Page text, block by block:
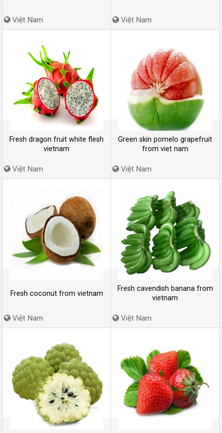
Việt Nam Việt Nam
Fresh dragon fruit white flesh
vietnam
Việt Nam
Green skin pomelo grapefruit
from viet nam
Việt Nam
Fresh coconut from vietnam
Việt Nam
Fresh cavendish banana from
vietnam
Việt Nam